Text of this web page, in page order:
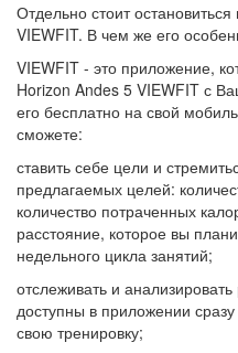
Отдельно стоит
VIEWFIT. В чем же его
VIEWFIT - это приложение,
Horizon Andes 5 VIEWFIT с
его бесплатно на свой
сможете:
ставить себе цели и
предлагаемых целей:
количество потраченных
расстояние, которое вы
недельного цикла занятий;
отслеживать и
доступны в приложении сразу
свою тренировку;